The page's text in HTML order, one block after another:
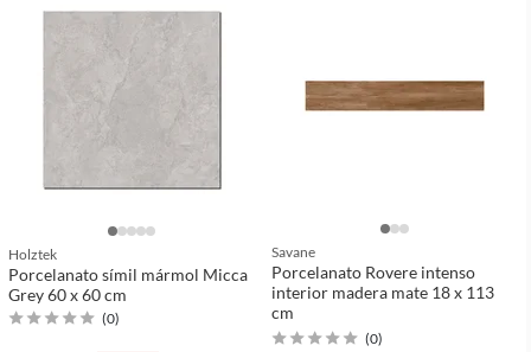
Holztek
Porcelanato símil mármol Micca
Grey 60 x 60 cm
(0)
Savane
Porcelanato Rovere intenso
interior madera mate 18 x 113
cm
(0)